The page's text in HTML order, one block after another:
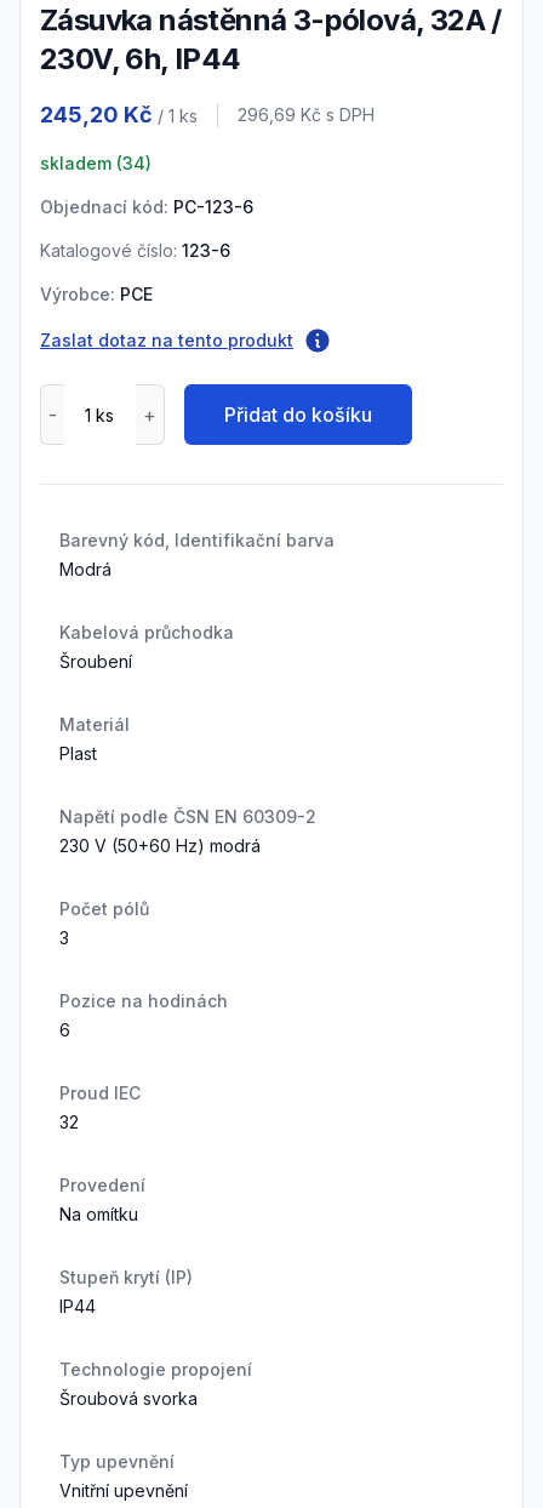
zásuvka nástěnná 3-pólová, 32A /
230V, 6h, IP44
245,20 Kč / 1 ks Cena s DPH
296,69 Kč s DPH
skladem (34)
Objednací kód: PC-123-6
Katalogové číslo: 123-6
Výrobce: PCE
Zaslat dotaz na tento produkt
Přidat do košíku
Barevný kód, Identifikační barva
Modrá
Kabelová průchodka
Šroubení
Materiál
Plast
Napětí podle ČSN EN 60309-2
230 V (50+60 Hz) modrá
Počet pólů
3
Pozice na hodinách
6
Proud IEC
32
Provedení
Na omítku
Stupeň krytí (IP)
IP44
Technologie propojení
Šroubová svorka
Typ upevnění
Vnitřní upevnění